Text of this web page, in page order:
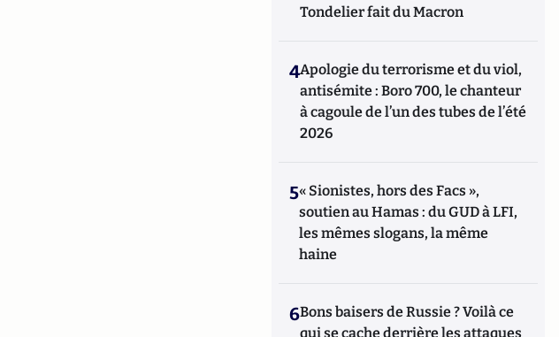
Tondelier fait du Macron
4Apologie du terrorisme et du viol,
antisémite : Boro 700, le chanteur
à cagoule de l’un des tubes de l’été
2026
5« Sionistes, hors des Facs »,
soutien au Hamas : du GUD à LFI,
les mêmes slogans, la même
haine
6Bons baisers de Russie ? Voilà ce
qui se cache derrière les attaques